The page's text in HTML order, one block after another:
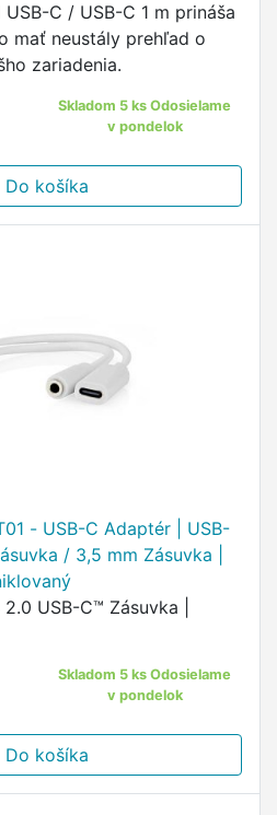
USB-C / USB-C 1 m prináša
mať neustály prehľad o
zariadenia.
Skladom 5 ks Odosielame
v pondelok
košíka
- USB-C Adaptér | USB-
/ 3,5 mm Zásuvka |
USB-C™ Zásuvka |
Skladom 5 ks Odosielame
v pondelok
košíka